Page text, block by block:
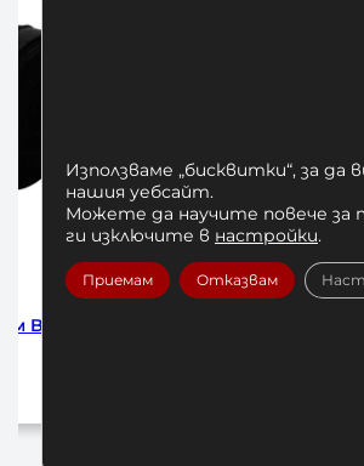
4м
Използваме „бисквитки“, за
нашия уебсайт.
Можете да научите повече за
ги изключите в настройки.
Приемам Отказвам